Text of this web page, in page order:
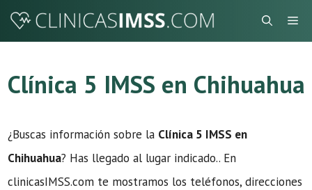
Saltar
Clínica 5 IMSS en Chihuahua
¿Buscas información sobre la Clínica 5 IMSS en
Chihuahua? Has llegado al lugar indicado.. En
clinicasIMSS.com te mostramos los teléfonos, direcciones